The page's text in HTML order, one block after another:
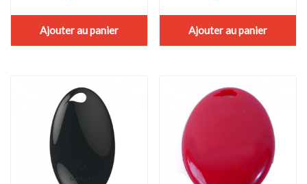
Ajouter au panier Ajouter au panier